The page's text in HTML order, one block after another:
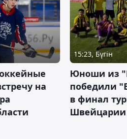
на
15:23, Бүгін
Юноши из
победили
в финал
Швейцарии